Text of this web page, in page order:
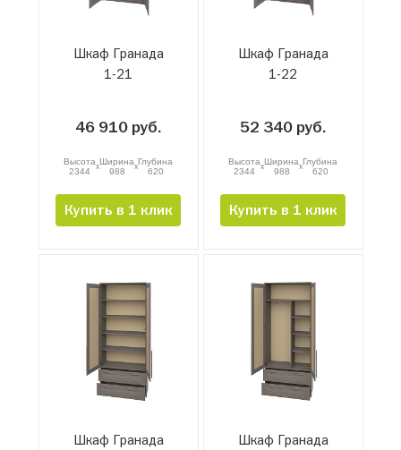
Шкаф Гранада
1-21
46 910 руб.
Высота
2344
xШирина
988
xГлубина
620
Купить в 1 клик
Шкаф Гранада
1-22
52 340 руб.
Высота
2344
xШирина
988
xГлубина
620
Купить в 1 клик
Шкаф Гранада
Шкаф Гранада